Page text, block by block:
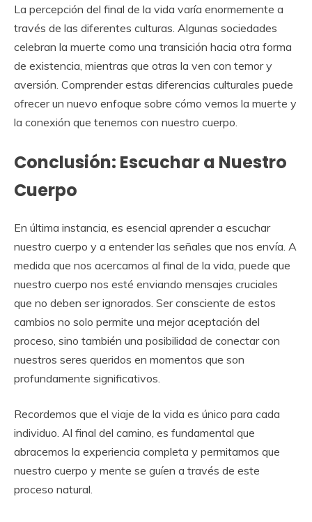
La percepción del final de la vida varía enormemente a
través de las diferentes culturas. Algunas sociedades
celebran la muerte como una transición hacia otra forma
de existencia, mientras que otras la ven con temor y
aversión. Comprender estas diferencias culturales puede
ofrecer un nuevo enfoque sobre cómo vemos la muerte y
la conexión que tenemos con nuestro cuerpo.
Conclusión: Escuchar a Nuestro
Cuerpo
En última instancia, es esencial aprender a escuchar
nuestro cuerpo y a entender las señales que nos envía. A
medida que nos acercamos al final de la vida, puede que
nuestro cuerpo nos esté enviando mensajes cruciales
que no deben ser ignorados. Ser consciente de estos
cambios no solo permite una mejor aceptación del
proceso, sino también una posibilidad de conectar con
nuestros seres queridos en momentos que son
profundamente significativos.
Recordemos que el viaje de la vida es único para cada
individuo. Al final del camino, es fundamental que
abracemos la experiencia completa y permitamos que
nuestro cuerpo y mente se guíen a través de este
proceso natural.